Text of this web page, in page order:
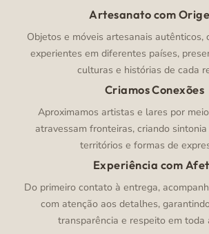
Artesanato com
Objetos e móveis artesanais autênticos,
experientes em diferentes países,
culturas e histórias de cada
Criamos Conexões
Aproximamos artistas e lares por
atravessam fronteiras, criando
territórios e formas de
Experiência com
Do primeiro contato à entrega,
com atenção aos detalhes,
transparência e respeito em toda